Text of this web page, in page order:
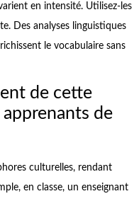
en intensité. Utilisez-les
Des analyses linguistiques
le vocabulaire sans
de cette
de
culturelles, rendant
en classe, un enseignant